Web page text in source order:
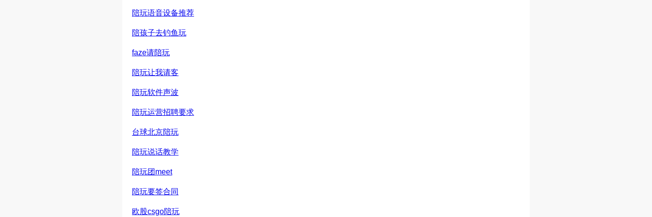
陪玩语音设备推荐
陪孩子去钓鱼玩
faze请陪玩
陪玩让我请客
陪玩软件声波
陪玩运营招聘要求
台球北京陪玩
陪玩说话教学
陪玩团meet
陪玩要签合同
欧股csgo陪玩